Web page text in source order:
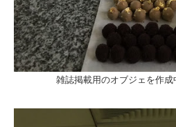
雑誌掲載用のオブジェを作